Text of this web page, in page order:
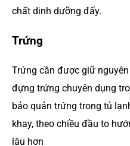
chất dinh dưỡng đấy.
Trứng
Trứng cần được giữ
đựng trứng chuyên dụng
bảo quản trứng trong tủ
khay, theo chiều đầu to
lâu hơn